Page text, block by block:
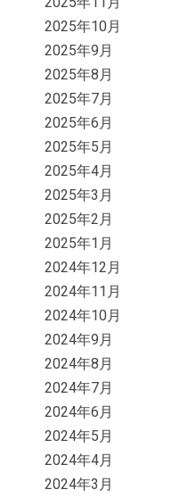
2025年10月
2025年9月
2025年8月
2025年7月
2025年6月
2025年5月
2025年4月
2025年3月
2025年2月
2025年1月
2024年12月
2024年11月
2024年10月
2024年9月
2024年8月
2024年7月
2024年6月
2024年5月
2024年4月
2024年3月